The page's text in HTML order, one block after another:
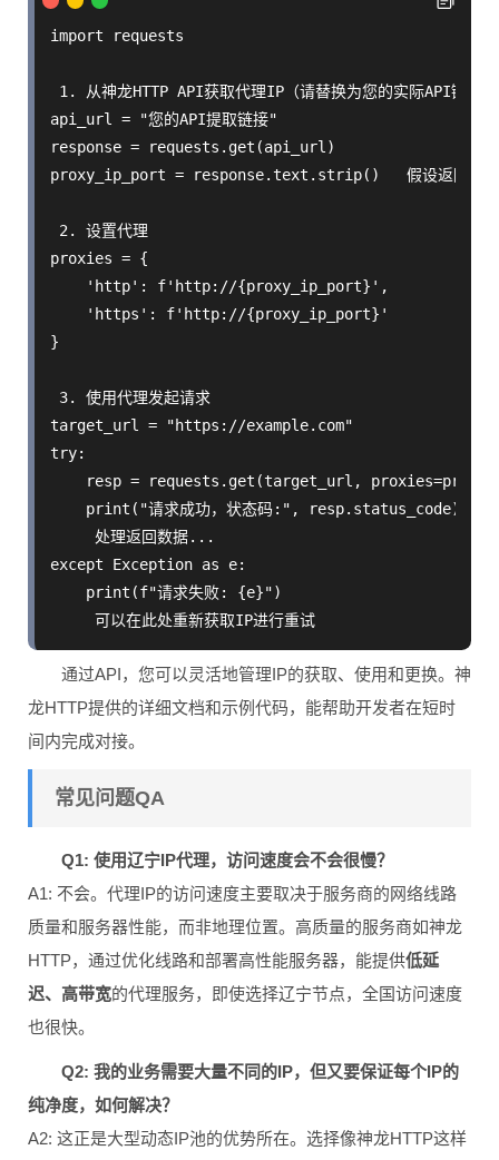
import requests
1. 从神龙HTTP API获取代理IP（请替换为您的实际API链接
api_url = "您的API提取链接"
response = requests.get(api_url)
proxy_ip_port = response.text.strip()   假设返回格
2. 设置代理
proxies = {
    'http': f'http://{proxy_ip_port}',
    'https': f'http://{proxy_ip_port}'
}
3. 使用代理发起请求
target_url = "https://example.com"
try:
resp = requests.get(target_url,
    print("请求成功，状态码:", resp.status_code)
     处理返回数据...
except Exception as e:
    print(f"请求失败: {e}")
通过API，您可以灵活地管理IP的获取、使用和更换。神
龙HTTP提供的详细文档和示例代码，能帮助开发者在短时
间内完成对接。
常见问题QA
Q1: 使用辽宁IP代理，访问速度会不会很慢？
A1: 不会。代理IP的访问速度主要取决于服务商的网络线路
质量和服务器性能，而非地理位置。高质量的服务商如神龙
HTTP，通过优化线路和部署高性能服务器，能提供低延
迟、高带宽的代理服务，即使选择辽宁节点，全国访问速度
也很快。
Q2: 我的业务需要大量不同的IP，但又要保证每个IP的
纯净度，如何解决？
A2: 这正是大型动态IP池的优势所在。选择像神龙HTTP这样